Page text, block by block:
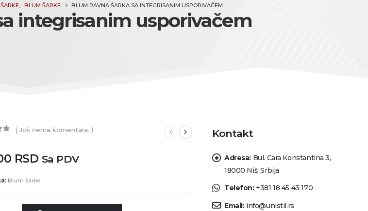
ŠARKE, BLUM ŠARKE BLUM RAVNA ŠARKA SA INTEGRISANIM USPORIVAČEM
integrisanim usporivačem
( Još nema komentara. )
RSD Sa PDV
Blum šarke
Kontakt
Adresa: Bul. Cara Konstantina 3,
18000 Niš, Srbija
Telefon: +381 18 45 43 170
Email: info@unistil.rs